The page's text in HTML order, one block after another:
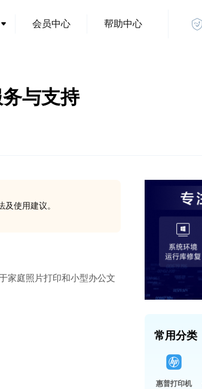
会员中心 帮助中心
与支持
及使用建议。
家庭照片打印和小型办公文
常用分类
惠普打印机